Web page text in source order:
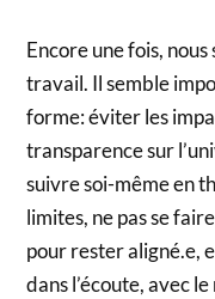
Encore une fois,
travail. Il semble
forme: éviter les
transparence sur
suivre soi-même en
limites, ne pas se
pour rester aligné.e,
dans l’écoute, avec